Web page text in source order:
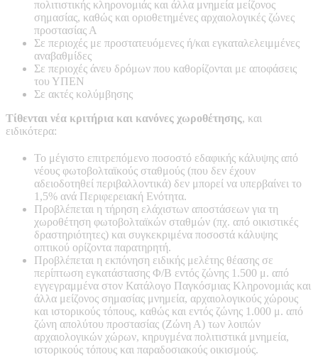
πολιτιστικής κληρονομιάς και άλλα μνημεία μείζονος
σημασίας, καθώς και οριοθετημένες αρχαιολογικές ζώνες
προστασίας Α
Σε περιοχές με προστατευόμενες ή/και εγκαταλελειμμένες
αναβαθμίδες
Σε περιοχές άνευ δρόμων που καθορίζονται με αποφάσεις
του ΥΠΕΝ
Σε ακτές κολύμβησης
Τίθενται νέα κριτήρια και κανόνες χωροθέτησης, και
ειδικότερα:
Το μέγιστο επιτρεπόμενο ποσοστό εδαφικής κάλυψης από
νέους φωτοβολταϊκούς σταθμούς (που δεν έχουν
αδειοδοτηθεί περιβαλλοντικά) δεν μπορεί να υπερβαίνει το
1,5% ανά Περιφερειακή Ενότητα.
Προβλέπεται η τήρηση ελάχιστων αποστάσεων για τη
χωροθέτηση φωτοβολταϊκών σταθμών (πχ. από οικιστικές
δραστηριότητες) και συγκεκριμένα ποσοστά κάλυψης
οπτικού ορίζοντα παρατηρητή.
Προβλέπεται η εκπόνηση ειδικής μελέτης θέασης σε
περίπτωση εγκατάστασης Φ/Β εντός ζώνης 1.500 μ. από
εγγεγραμμένα στον Κατάλογο Παγκόσμιας Κληρονομιάς και
άλλα μείζονος σημασίας μνημεία, αρχαιολογικούς χώρους
και ιστορικούς τόπους, καθώς και εντός ζώνης 1.000 μ. από
ζώνη απολύτου προστασίας (Ζώνη Α) των λοιπών
αρχαιολογικών χώρων, κηρυγμένα πολιτιστικά μνημεία,
ιστορικούς τόπους και παραδοσιακούς οικισμούς.